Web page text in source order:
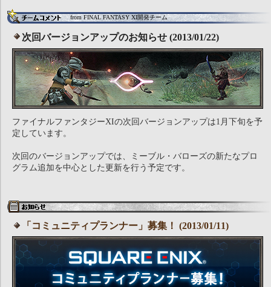
from FINAL FANTASY XI開発チーム
次回バージョンアップのお知らせ (2013/01/22)
ファイナルファンタジーXIの次回バージョンアップは1月下旬を予
定しています。
次回のバージョンアップでは、ミーブル・バローズの新たなプロ
グラム追加を中心とした更新を行う予定です。
「コミュニティプランナー」募集！ (2013/01/11)